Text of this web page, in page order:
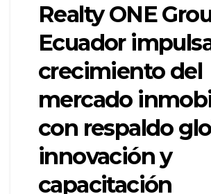
Realty ONE
Ecuador
crecimiento del
mercado
con respaldo
innovación y
capacitación